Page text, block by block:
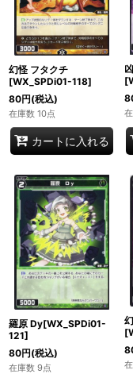
幻怪 フタクチ
[WX_SPDi01-118]
80円(税込)
在庫数 10点
カートに入れる
羅原 Dy[WX_SPDi01-
121]
80円(税込)
在庫数 9点